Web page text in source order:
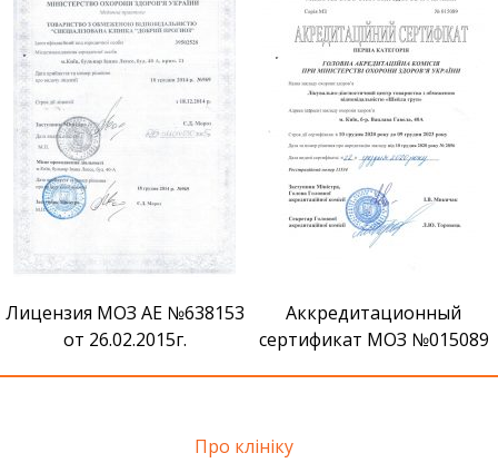
Лицензия МОЗ АЕ №638153
от 26.02.2015г.
Аккредитационный
сертификат МОЗ №015089
Про клініку